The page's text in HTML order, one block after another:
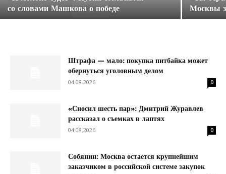
со словами Машкова о победе
Москвы
Штрафа — мало: покупка питбайка может
обернуться уголовным делом
04.08.2026 0
«Сносил шесть пар»: Дмитрий Журавлев
рассказал о съемках в лаптях
04.08.2026 0
Собянин: Москва остается крупнейшим
заказчиком в российской системе закупок